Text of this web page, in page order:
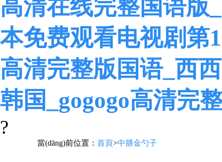
高清在线完整国语版
本免费观看电视剧第
高清完整版国语_西
韩国_gogogo高清完
?
當(dāng)前位置： 首頁>中膳金勺子